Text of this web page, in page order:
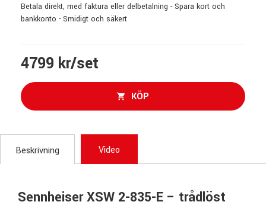
Betala direkt, med faktura eller delbetalning - Spara kort och
bankkonto - Smidigt och säkert
4799 kr/set
KÖP
Beskrivning Video
Sennheiser XSW 2-835-E – trådlöst